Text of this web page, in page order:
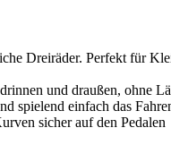
Dreiräder. Perfekt für
und draußen, ohne
spielend einfach das
sicher auf den Pedalen